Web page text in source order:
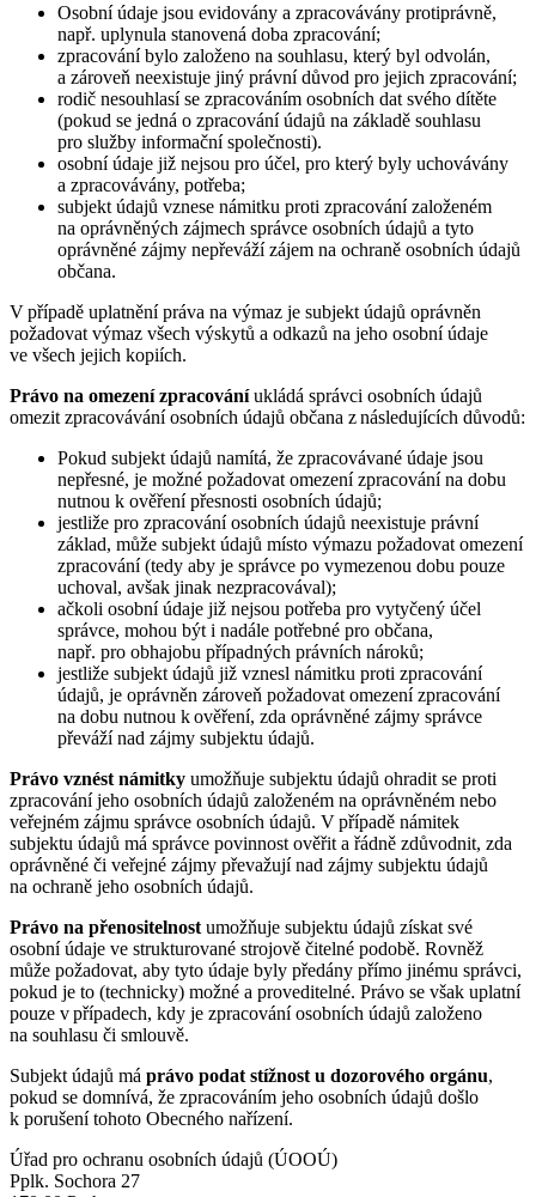
Osobní údaje jsou evidovány a zpracovávány protiprávně,
např. uplynula stanovená doba zpracování;
zpracování bylo založeno na souhlasu, který byl odvolán,
a zároveň neexistuje jiný právní důvod pro jejich zpracování;
rodič nesouhlasí se zpracováním osobních dat svého dítěte
(pokud se jedná o zpracování údajů na základě souhlasu
pro služby informační společnosti).
osobní údaje již nejsou pro účel, pro který byly uchovávány
a zpracovávány, potřeba;
subjekt údajů vznese námitku proti zpracování založeném
na oprávněných zájmech správce osobních údajů a tyto
oprávněné zájmy nepřeváží zájem na ochraně osobních údajů
občana.
V případě uplatnění práva na výmaz je subjekt údajů oprávněn
požadovat výmaz všech výskytů a odkazů na jeho osobní údaje
ve všech jejich kopiích.
Právo na omezení zpracováníukládá správci osobních údajů
omezit zpracovávání osobních údajů občana z následujících důvodů:
Pokud subjekt údajů namítá, že zpracovávané údaje jsou
nepřesné, je možné požadovat omezení zpracování na dobu
nutnou k ověření přesnosti osobních údajů;
jestliže pro zpracování osobních údajů neexistuje právní
základ, může subjekt údajů místo výmazu požadovat omezení
zpracování (tedy aby je správce po vymezenou dobu pouze
uchoval, avšak jinak nezpracovával);
ačkoli osobní údaje již nejsou potřeba pro vytyčený účel
správce, mohou být i nadále potřebné pro občana,
např. pro obhajobu případných právních nároků;
jestliže subjekt údajů již vznesl námitku proti zpracování
údajů, je oprávněn zároveň požadovat omezení zpracování
na dobu nutnou k ověření, zda oprávněné zájmy správce
převáží nad zájmy subjektu údajů.
Právo vznést námitky umožňuje subjektu údajů ohradit se proti
zpracování jeho osobních údajů založeném na oprávněném nebo
veřejném zájmu správce osobních údajů. V případě námitek
subjektu údajů má správce povinnost ověřit a řádně zdůvodnit, zda
oprávněné či veřejné zájmy převažují nad zájmy subjektu údajů
na ochraně jeho osobních údajů.
Právo na přenositelnost umožňuje subjektu údajů získat své
osobní údaje ve strukturované strojově čitelné podobě. Rovněž
může požadovat, aby tyto údaje byly předány přímo jinému správci,
pokud je to (technicky) možné a proveditelné. Právo se však uplatní
pouze v případech, kdy je zpracování osobních údajů založeno
na souhlasu či smlouvě.
Subjekt údajů má právo podat stížnost u dozorového orgánu,
pokud se domnívá, že zpracováním jeho osobních údajů došlo
k porušení tohoto Obecného nařízení.
Úřad pro ochranu osobních údajů (ÚOOÚ)
Pplk. Sochora 27